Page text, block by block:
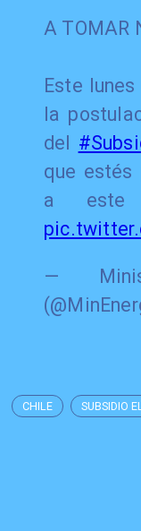
A TOMAR
Este
la
del
que estés
a este
—
CHILE SUBSIDIO